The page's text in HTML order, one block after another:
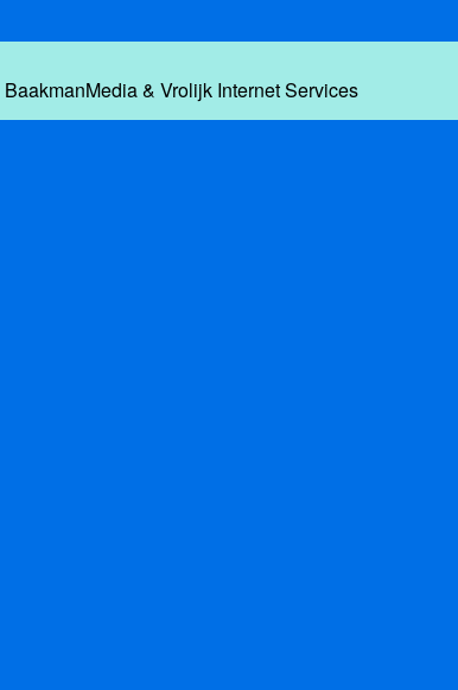
BaakmanMedia& Vrolijk Internet Services